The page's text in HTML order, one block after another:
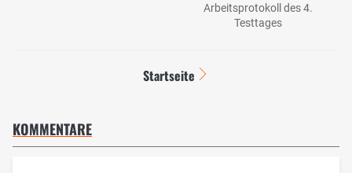
Arbeitsprotokoll des 4.
Testtages
Startseite
KOMMENTARE